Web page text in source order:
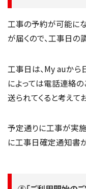
工事の予約が可能に
が届くので、工事日の
工事日は、My auから
によっては電話連絡
送られてくると考えて
予定通りに工事が実
に工事日確定通知書